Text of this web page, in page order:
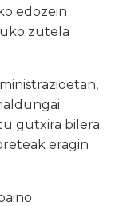
edozein
zutela
gutxira bilera
eragin